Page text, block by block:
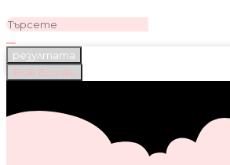
резултата
Виж всички